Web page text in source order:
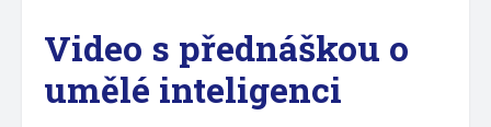
Video s přednáškou o
umělé inteligenci